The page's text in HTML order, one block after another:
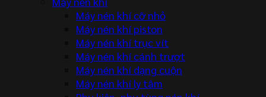
Máy nén khí cỡ nhỏ
Máy nén khí piston
Máy nén khí trục vít
Máy nén khí cánh trượt
Máy nén khí dạng cuộn
Máy nén khí ly tâm